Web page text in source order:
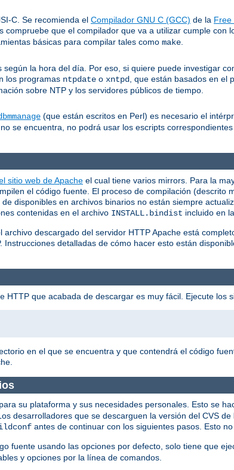
C. Se recomienda el Compilador GNU C (GCC) de la Free
que el compilador que va a utilizar cumple con
básicas para compilar tales como make
la hora del día. Por eso, si quiere puede investigar
los programas ntpdate o xntpd
, que están basados en el
sobre NTP y los servidores públicos de tiempo.
(que están escritos en Perl) es necesario el
no se encuentra, no podrá usar los escripts
sitio web de Apache el cual tiene varios mirrors. Para la
el código fuente. El proceso de compilación (descrito
disponibles en archivos binarios no están siempre
contenidas en el archivo INSTALL.bindist incluido en
descargado del servidor HTTP Apache está
detalladas de cómo hacer esto están
HTTP que acabada de descargar es muy fácil. Ejecute los
en el que se encuentra y que contendrá el código
su plataforma y sus necesidades personales. Esto se
desarrolladores que se descarguen la versión del CVS
antes de continuar con los siguientes pasos. Esto
fuente usando las opciones por defecto, solo tiene que
y opciones por la línea de comandos.